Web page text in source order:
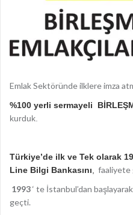
Emlak Sektöründe ilklere imza
%100 yerli sermayeli
kurduk.
Türkiye’de ilk ve Tek olarak
Line Bilgi Bankasını
faaliyete
1993‘ te İstanbul’dan
geçti.